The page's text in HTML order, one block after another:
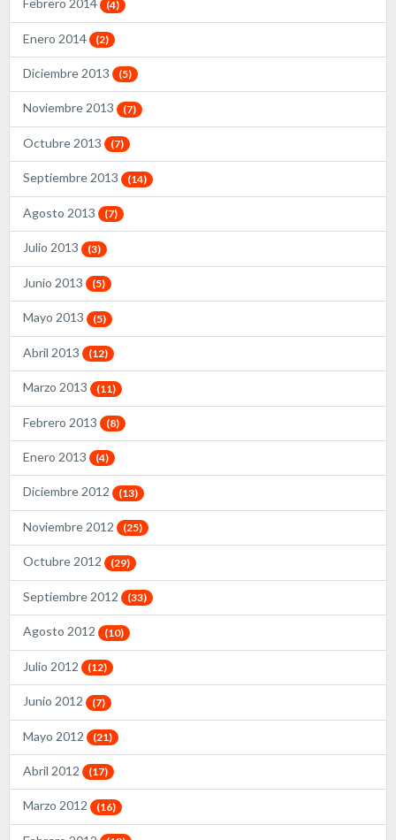
Febrero 2014 (4)
Enero 2014 (2)
Diciembre 2013 (5)
Noviembre 2013 (7)
Octubre 2013 (7)
Septiembre 2013 (14)
Agosto 2013 (7)
Julio 2013 (3)
Junio 2013 (5)
Mayo 2013 (5)
Abril 2013 (12)
Marzo 2013 (11)
Febrero 2013 (8)
Enero 2013 (4)
Diciembre 2012 (13)
Noviembre 2012 (25)
Octubre 2012 (29)
Septiembre 2012 (33)
Agosto 2012 (10)
Julio 2012 (12)
Junio 2012 (7)
Mayo 2012 (21)
Abril 2012 (17)
Marzo 2012 (16)